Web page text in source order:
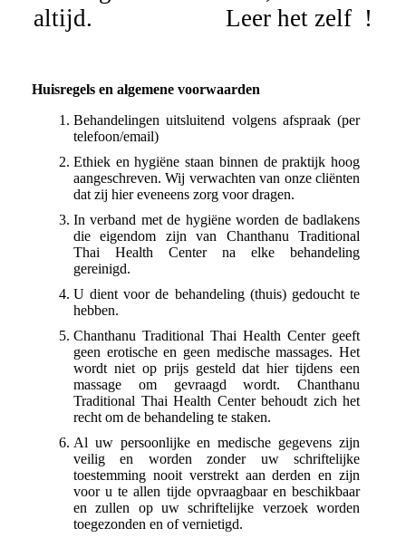
altijd. Leer het zelf !
Huisregels en algemene voorwaarden
Behandelingen uitsluitend volgens afspraak (per
telefoon/email)
Ethiek en hygiëne staan binnen de praktijk hoog
aangeschreven. Wij verwachten van onze cliënten
dat zij hier eveneens zorg voor dragen.
In verband met de hygiëne worden de badlakens
die eigendom zijn van Chanthanu Traditional
Thai Health Center na elke behandeling
gereinigd.
U dient voor de behandeling (thuis) gedoucht te
hebben.
Chanthanu Traditional Thai Health Center geeft
geen erotische en geen medische massages. Het
wordt niet op prijs gesteld dat hier tijdens een
massage om gevraagd wordt. Chanthanu
Traditional Thai Health Center behoudt zich het
recht om de behandeling te staken.
Al uw persoonlijke en medische gegevens zijn
veilig en worden zonder uw schriftelijke
toestemming nooit verstrekt aan derden en zijn
voor u te allen tijde opvraagbaar en beschikbaar
en zullen op uw schriftelijke verzoek worden
toegezonden en of vernietigd.